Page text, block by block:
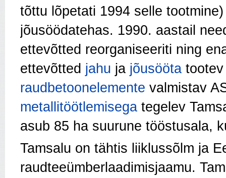
tõttu lõpetati 1994 selle
jõusöödatehas. 1990. aastail
ettevõtted reorganiseeriti ning
ettevõtted jahu ja jõusööta
raudbetoonelemente valmistav
metallitöötlemisega tegelev
asub 85 ha suurune tööstusala,
Tamsalu on tähtis liiklussõlm ja
raudteeümberlaadimisjaamu.